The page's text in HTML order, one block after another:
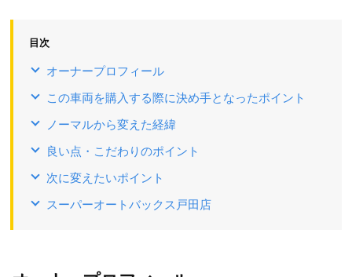
目次
オーナープロフィール
この車両を購入する際に決め手となったポイント
ノーマルから変えた経緯
良い点・こだわりのポイント
次に変えたいポイント
スーパーオートバックス戸田店